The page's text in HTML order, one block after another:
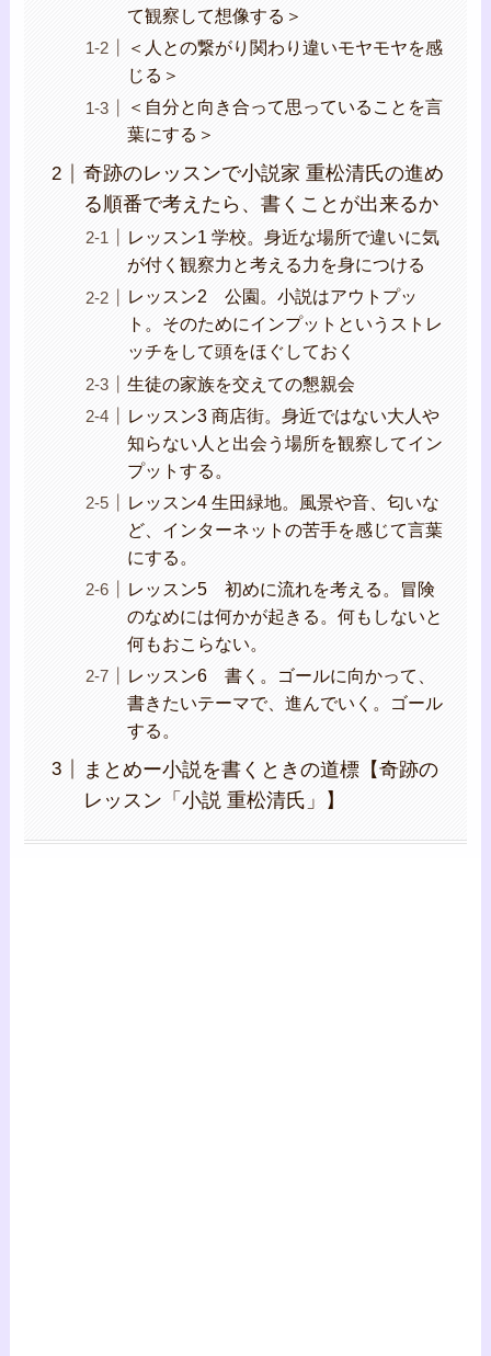
て観察して想像する＞
＜人との繋がり関わり違いモヤモヤを感
じる＞
＜自分と向き合って思っていることを言
葉にする＞
奇跡のレッスンで小説家 重松清氏の進め
る順番で考えたら、書くことが出来るか
レッスン1 学校。身近な場所で違いに気
が付く観察力と考える力を身につける
レッスン2 公園。小説はアウトプッ
ト。そのためにインプットというストレ
ッチをして頭をほぐしておく
生徒の家族を交えての懇親会
レッスン3 商店街。身近ではない大人や
知らない人と出会う場所を観察してイン
プットする。
レッスン4 生田緑地。風景や音、匂いな
ど、インターネットの苦手を感じて言葉
にする。
レッスン5 初めに流れを考える。冒険
のなめには何かが起きる。何もしないと
何もおこらない。
レッスン6 書く。ゴールに向かって、
書きたいテーマで、進んでいく。ゴール
する。
まとめー小説を書くときの道標【奇跡の
レッスン「小説 重松清氏」】